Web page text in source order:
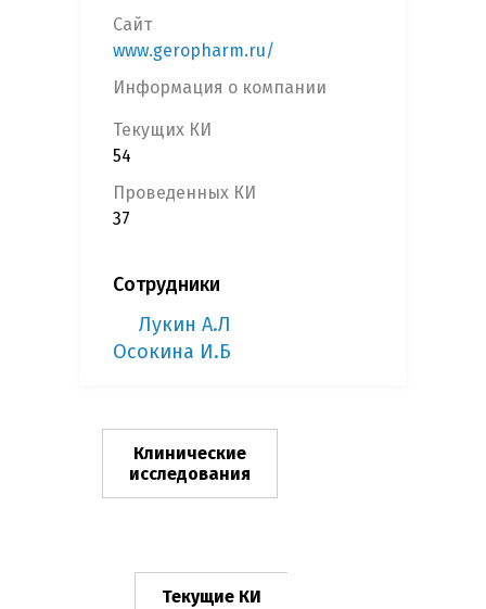
Сайт
www.geropharm.ru/
Информация о компании
Текущих КИ
54
Проведенных КИ
37
Сотрудники
Лукин А.Л
Осокина И.Б
Клинические
исследования
Текущие КИ